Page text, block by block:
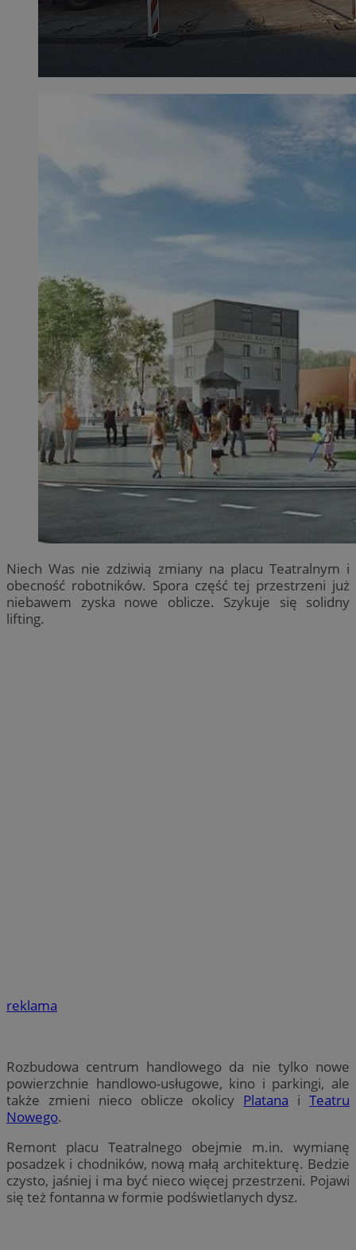
Niech Was nie zdziwią zmiany na placu Teatralnym i
obecność robotników. Spora część tej przestrzeni już
niebawem zyska nowe oblicze. Szykuje się solidny
lifting.
reklama
Rozbudowa centrum handlowego da nie tylko nowe
powierzchnie handlowo-usługowe, kino i parkingi, ale
także zmieni nieco oblicze okolicy Platana iTeatru
Nowego.
Remont placu Teatralnego obejmie m.in. wymianę
posadzek i chodników, nową małą architekturę. Bedzie
czysto, jaśniej i ma być nieco więcej przestrzeni. Pojawi
się też fontanna w formie podświetlanych dysz.